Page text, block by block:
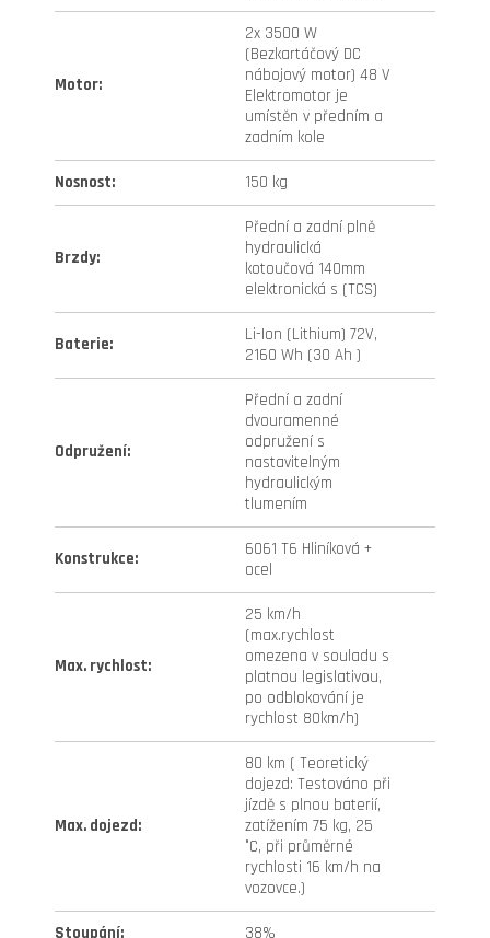
Motor:
2x 3500 W
(Bezkartáčový DC
nábojový motor) 48 V
Elektromotor je
umístěn v předním a
zadním kole
Nosnost: 150 kg
Brzdy:
Přední a zadní plně
hydraulická
kotoučová 140mm
elektronická s (TCS)
Baterie:
Li-Ion (Lithium) 72V,
2160 Wh (30 Ah )
Odpružení:
Přední a zadní
dvouramenné
odpružení s
nastavitelným
hydraulickým
tlumením
Konstrukce:
6061 T6 Hliníková +
ocel
Max. rychlost:
25 km/h
(max.rychlost
omezena v souladu s
platnou legislativou,
po odblokování je
rychlost 80km/h)
Max. dojezd:
80 km ( Teoretický
dojezd: Testováno při
jízdě s plnou baterií,
zatížením 75 kg, 25
°C, při průměrné
rychlosti 16 km/h na
vozovce.)
Stoupání: 38%